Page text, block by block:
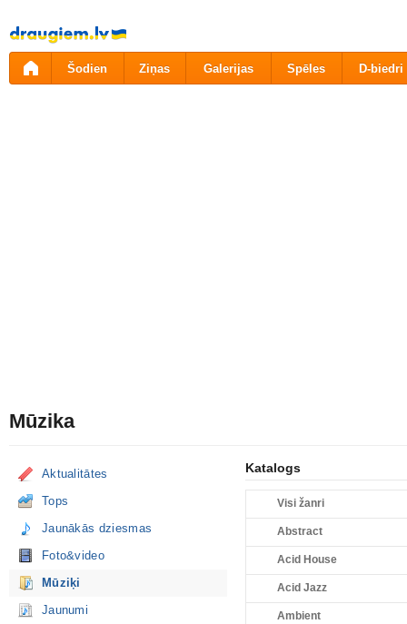
Pāriet
uz
saturu
Šodien Ziņas Galerijas Spēles D-biedri
Mūzika
Aktualitātes
Tops
Jaunākās dziesmas
Foto&video
Mūziķi
Jaunumi
Katalogs
Visi žanri
Abstract
Acid House
Acid Jazz
Ambient